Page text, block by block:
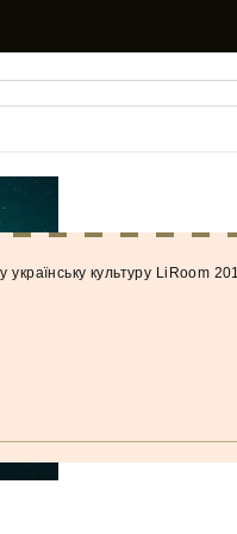
українську культуру LiRoom